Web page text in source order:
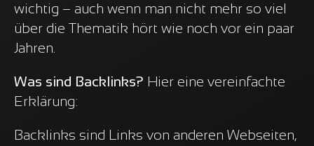
wichtig – auch wenn man nicht mehr so viel
über die Thematik hört wie noch vor ein paar
Jahren.
Was sind Backlinks? Hier eine vereinfachte
Erklärung:
Backlinks sind Links von anderen Webseiten,